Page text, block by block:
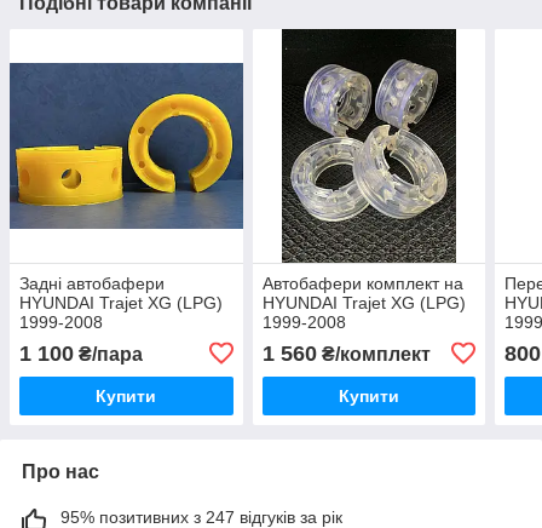
Задні автобафери
HYUNDAI Trajet XG (LPG)
1999-2008
1 100 ₴/пара
Купити
Автобафери комплект на
HYUNDAI Trajet XG (LPG)
1999-2008
1 560₴/комплект
Купити
800
Про нас
95% позитивних з 247 відгуків за рік